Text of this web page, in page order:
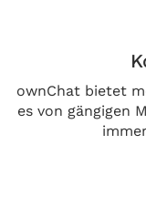
ownChat bietet
es von gängigen